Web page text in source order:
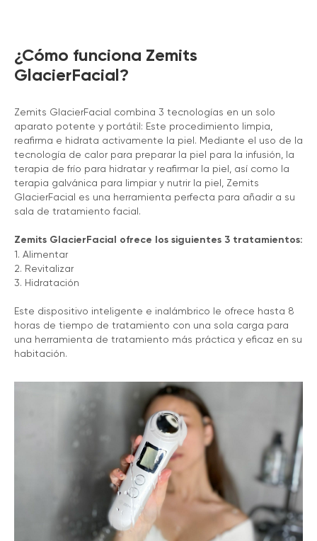
¿Cómo funciona Zemits
GlacierFacial?
Zemits GlacierFacial combina 3 tecnologías en un solo
aparato potente y portátil: Este procedimiento limpia,
reafirma e hidrata activamente la piel. Mediante el uso de la
tecnología de calor para preparar la piel para la infusión, la
terapia de frío para hidratar y reafirmar la piel, así como la
terapia galvánica para limpiar y nutrir la piel, Zemits
GlacierFacial es una herramienta perfecta para añadir a su
sala de tratamiento facial.
Zemits GlacierFacial ofrece los siguientes 3 tratamientos:
1. Alimentar
2. Revitalizar
3. Hidratación
Este dispositivo inteligente e inalámbrico le ofrece hasta 8
horas de tiempo de tratamiento con una sola carga para
una herramienta de tratamiento más práctica y eficaz en su
habitación.